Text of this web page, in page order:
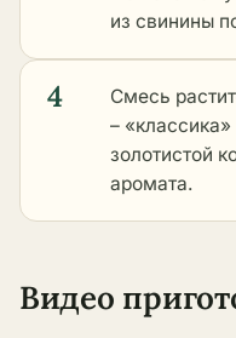
из свинины
4
Смесь
–
золотистой
аромата.
Видео